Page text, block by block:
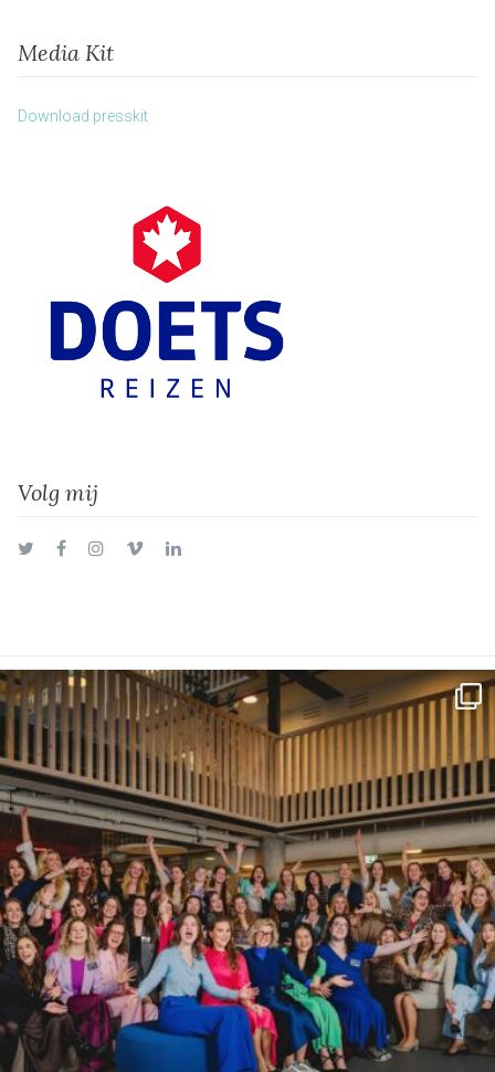
Media Kit
Download presskit
Volg mij
TwitterFacebookInstagram
VimeoLinkedIn